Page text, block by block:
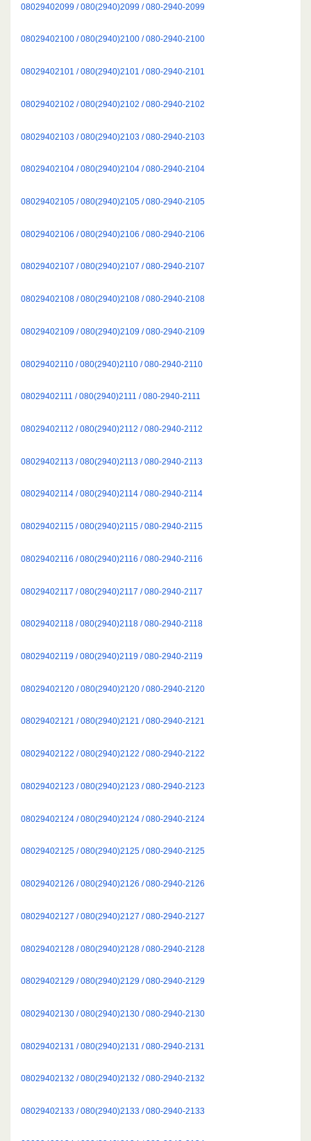
08029402099 / 080(2940)2099 / 080-2940-2099
08029402100 / 080(2940)2100 / 080-2940-2100
08029402101 / 080(2940)2101 / 080-2940-2101
08029402102 / 080(2940)2102 / 080-2940-2102
08029402103 / 080(2940)2103 / 080-2940-2103
08029402104 / 080(2940)2104 / 080-2940-2104
08029402105 / 080(2940)2105 / 080-2940-2105
08029402106 / 080(2940)2106 / 080-2940-2106
08029402107 / 080(2940)2107 / 080-2940-2107
08029402108 / 080(2940)2108 / 080-2940-2108
08029402109 / 080(2940)2109 / 080-2940-2109
08029402110 / 080(2940)2110 / 080-2940-2110
08029402111 / 080(2940)2111 / 080-2940-2111
08029402112 / 080(2940)2112 / 080-2940-2112
08029402113 / 080(2940)2113 / 080-2940-2113
08029402114 / 080(2940)2114 / 080-2940-2114
08029402115 / 080(2940)2115 / 080-2940-2115
08029402116 / 080(2940)2116 / 080-2940-2116
08029402117 / 080(2940)2117 / 080-2940-2117
08029402118 / 080(2940)2118 / 080-2940-2118
08029402119 / 080(2940)2119 / 080-2940-2119
08029402120 / 080(2940)2120 / 080-2940-2120
08029402121 / 080(2940)2121 / 080-2940-2121
08029402122 / 080(2940)2122 / 080-2940-2122
08029402123 / 080(2940)2123 / 080-2940-2123
08029402124 / 080(2940)2124 / 080-2940-2124
08029402125 / 080(2940)2125 / 080-2940-2125
08029402126 / 080(2940)2126 / 080-2940-2126
08029402127 / 080(2940)2127 / 080-2940-2127
08029402128 / 080(2940)2128 / 080-2940-2128
08029402129 / 080(2940)2129 / 080-2940-2129
08029402130 / 080(2940)2130 / 080-2940-2130
08029402131 / 080(2940)2131 / 080-2940-2131
08029402132 / 080(2940)2132 / 080-2940-2132
08029402133 / 080(2940)2133 / 080-2940-2133